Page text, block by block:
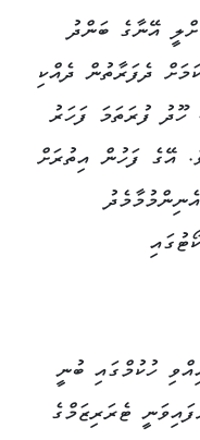
އޭނާގެ ބަންދު
ދެފަރާތުން ދެއްކި
ހޫދު ފުރަތަމަ ފަހަރު
އޭގެ ފަހުން އިތުރަށް
ހުކުމްގައި ބުނީ
ޓެރަރިޒަމްގެ